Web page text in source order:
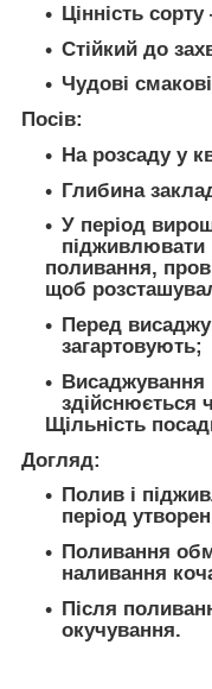
Цінність
Стійкий до
Чудові
Посів:
На розсаду у
Глибина
У період
поливання,
щоб
Перед
загартовують;
Висаджування
здійснюється
Щільність
Догляд:
Полив і
період
Поливання
наливання
Після
окучування.